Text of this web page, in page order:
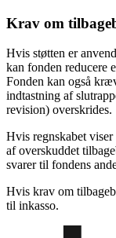
Krav om
Hvis støtten er
kan fonden reducere
Fonden kan også
indtastning af
revision) overskrides.
Hvis regnskabet
af overskuddet
svarer til fondens
Hvis krav om
til inkasso.